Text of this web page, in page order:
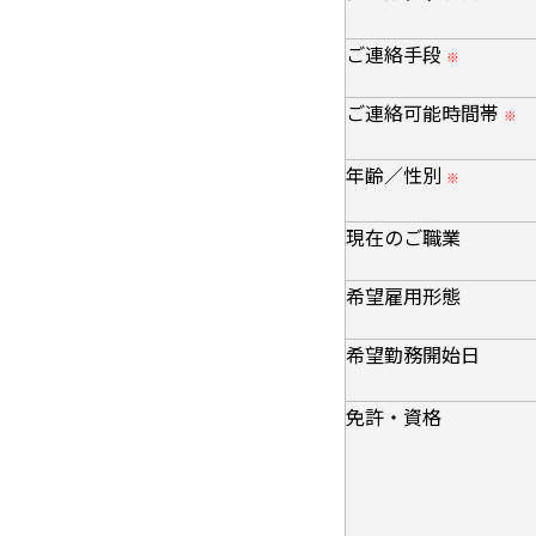
ご連絡手段 ※
ご連絡可能時間帯 ※
年齢／性別 ※
現在のご職業
希望雇用形態
希望勤務開始日
免許・資格